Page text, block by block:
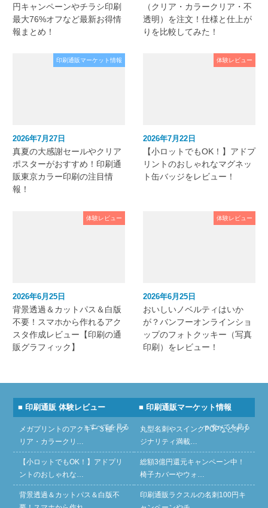
円キャンペーンやチラシ印刷
最大76%オフなど最新お得情
報まとめ！
（クリア・カラークリア・不
透明）を注文！仕様と仕上が
りを比較してみた！
印刷通販マーケット情報
2026年7月27日
真夏の大感謝セールやクリア
ポスターがおすすめ！印刷通
販東京カラー印刷の注目情
報！
体験レビュー
2026年7月22日
【小ロットでもOK！】アドプ
リントのおしゃれなマグネッ
ト缶バッジをレビュー！
体験レビュー
2026年6月25日
背景透過＆カットパス＆白版
不要！スマホから作れるアク
スタ作成レビュー【印刷の通
販グラフィック】
体験レビュー
2026年6月25日
おいしいノベルティはいか
が？バンフーオンラインショ
ップのフォトクッキー（写真
印刷）をレビュー！
■ 印刷通販 体験レビュー
» すべてを見る
メガプリントのアクキー３種（ク
リア・カラークリ…
【小ロットでもOK！】アドプリ
ントのおしゃれな…
背景透過＆カットパス＆白版不
■ 印刷通販マーケット情報
» すべてを見る
丸型名刺やスイングPOPなどオリ
ジナリティ満載…
総額3億円還元キャンペーン中！
椅子カバーやウォ…
印刷通販ラクスルの名刺100円キ